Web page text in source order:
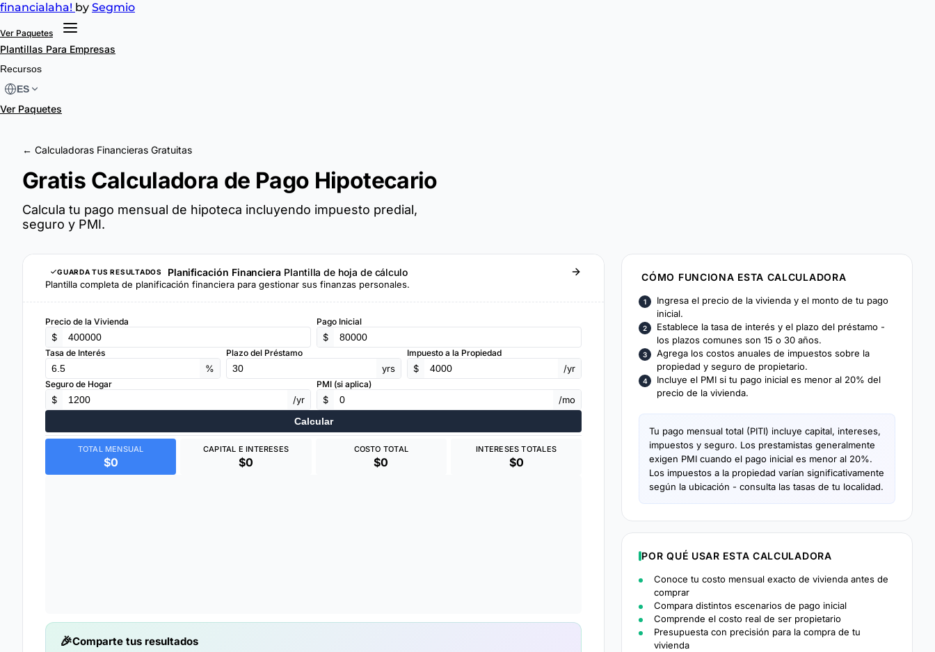
financialaha! by Segmio
Ver Paquetes
Plantillas Para Empresas
Recursos
ES
Ver Paquetes
← Calculadoras Financieras Gratuitas
Gratis Calculadora de Pago Hipotecario
Calcula tu pago mensual de hipoteca incluyendo impuesto predial,
seguro y PMI.
GUARDA TUS RESULTADOS Planificación Financiera Plantilla de hoja de cálculo
Plantilla completa de planificación financiera para gestionar sus finanzas personales.
Precio de la Vivienda
$
Pago Inicial
$
Tasa de Interés
%
Plazo del Préstamo
yrs
Impuesto a la Propiedad
$ /yr
Seguro de Hogar
$ /yr
PMI (si aplica)
$
/mo
Calcular
TOTAL MENSUAL
$0
CAPITAL E INTERESES
$0
COSTO TOTAL
$0
INTERESES TOTALES
$0
Comparte tus resultados
CÓMO FUNCIONA ESTA CALCULADORA
Ingresa el precio de la vivienda y el monto de tu pago
inicial.
Establece la tasa de interés y el plazo del préstamo -
los plazos comunes son 15 o 30 años.
Agrega los costos anuales de impuestos sobre la
propiedad y seguro de propietario.
Incluye el PMI si tu pago inicial es menor al 20% del
precio de la vivienda.
Tu pago mensual total (PITI) incluye capital, intereses,
impuestos y seguro. Los prestamistas generalmente
exigen PMI cuando el pago inicial es menor al 20%.
Los impuestos a la propiedad varían significativamente
según la ubicación - consulta las tasas de tu localidad.
POR QUÉ USAR ESTA CALCULADORA
Conoce tu costo mensual exacto de vivienda antes de
comprar
Compara distintos escenarios de pago inicial
Comprende el costo real de ser propietario
Presupuesta con precisión para la compra de tu
vivienda